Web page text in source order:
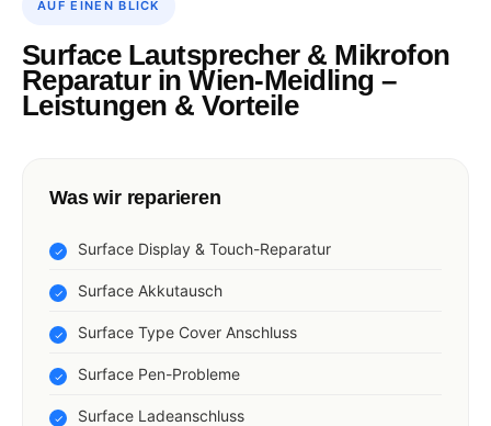
AUF EINEN BLICK
Surface Lautsprecher & Mikrofon
Reparatur in Wien-Meidling –
Leistungen & Vorteile
Was wir reparieren
Surface Display & Touch-Reparatur
Surface Akkutausch
Surface Type Cover Anschluss
Surface Pen-Probleme
Surface Ladeanschluss